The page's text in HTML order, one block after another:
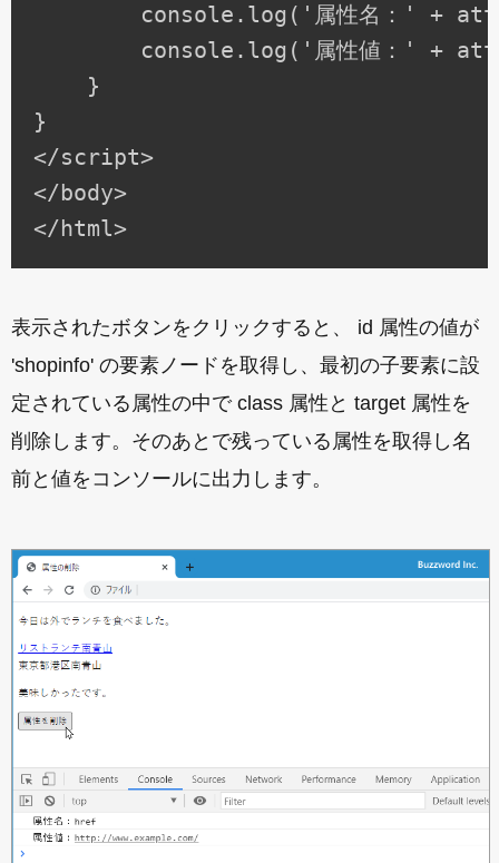
console.log('属性名：' +
console.log('属性値：' +
    }
}
</script>
</body>
表示されたボタンをクリックすると、 id 属性の値が
'shopinfo' の要素ノードを取得し、最初の子要素に設
定されている属性の中で class 属性と target 属性を
削除します。そのあとで残っている属性を取得し名
前と値をコンソールに出力します。